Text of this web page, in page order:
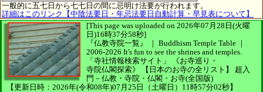
一般的に五七日から七七日の間に忌明け法要が行われます。
詳細はこのリンク【中陰法要日・年忌法要日自動計算・早見表について】
[This page was uploaded on 2026年07月28日(火曜
日)16時37分58秒]
『仏教寺院一覧』 ｜ Buddhism Temple Table ｜
2006-2026 It's fun to see the shrines and temples.
「寺社情報検索サイト」
《お寺巡り・
寺院仏閣探索》
【日本のお寺の全リスト】
超入
門－仏教・寺院・仏閣・お寺(全国版)
【更新日時：2026年(令和08年)07月25日（土曜日）11時57分02秒】